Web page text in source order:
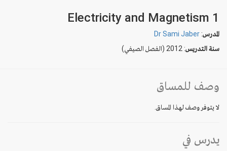
Electricity and Magnetism 1
المدرس:
Dr Sami Jaber
سنة التدريس: 2012 (الفصل الصيفي)
وصف للمساق
لا يتوفر وصف لهذا المساق.
يدرس في